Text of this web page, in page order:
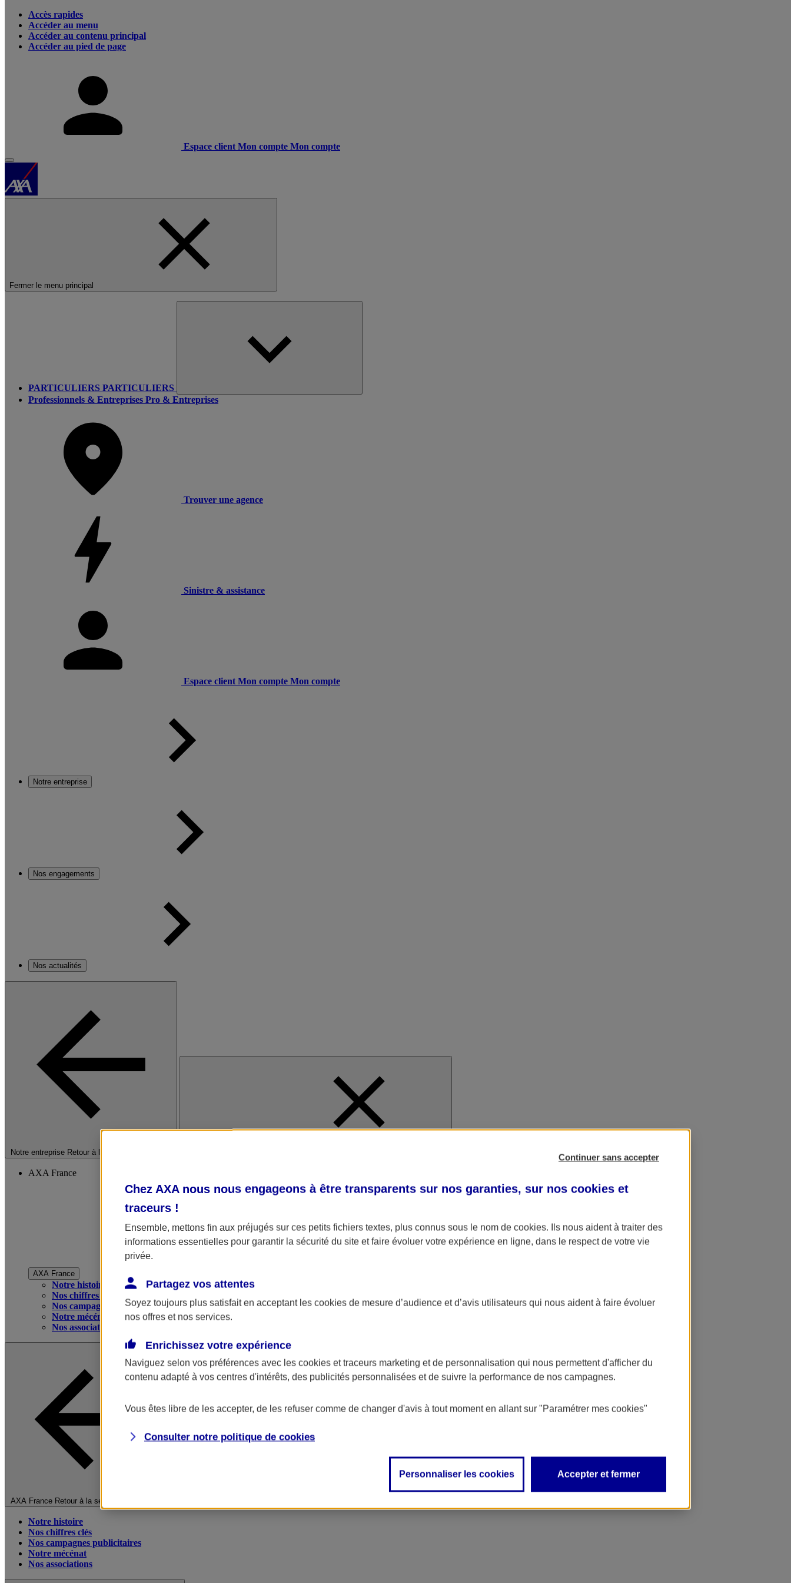
Accès rapides
Accéder au menu
Accéder au contenu principal
Accéder au pied de page
Espace client Mon compte Mon compte
Fermer le menu principal
PARTICULIERS PARTICULIERS
Professionnels & Entreprises Pro & Entreprises
Trouver une agence
Sinistre & assistance
Espace client Mon compte Mon compte
Notre entreprise
Nos engagements
Nos actualités
Notre entreprise Retour à la section précédente
AXA France
AXA France
Notre histoire
Nos chiffres clés
Nos campagnes publicitaires
Notre mécénat
Nos associations
AXA France Retour à la section précédente
Notre histoire
Nos chiffres clés
Nos campagnes publicitaires
Notre mécénat
Nos associations
Continuer sans accepter
Chez AXA nous nous engageons à être transparents sur nos garanties, sur nos cookies et
traceurs !
Ensemble, mettons fin aux préjugés sur ces petits fichiers textes, plus connus sous le nom de cookies. Ils nous aident à traiter des
informations essentielles pour garantir la sécurité du site et faire évoluer votre expérience en ligne, dans le respect de votre vie
privée.
Partagez vos attentes
Soyez toujours plus satisfait en acceptant les cookies de mesure d’audience et d’avis utilisateurs qui nous aident à faire évoluer
nos offres et nos services.
Enrichissez votre expérience
Naviguez selon vos préférences avec les cookies et traceurs marketing et de personnalisation qui nous permettent d'afficher du
contenu adapté à vos centres d'intérêts, des publicités personnalisées et de suivre la performance de nos campagnes.
Vous êtes libre de les accepter, de les refuser comme de changer d'avis à tout moment en allant sur "Paramétrer mes cookies"
Consulter notre politique de cookies
Personnaliser les cookies Accepter et fermer